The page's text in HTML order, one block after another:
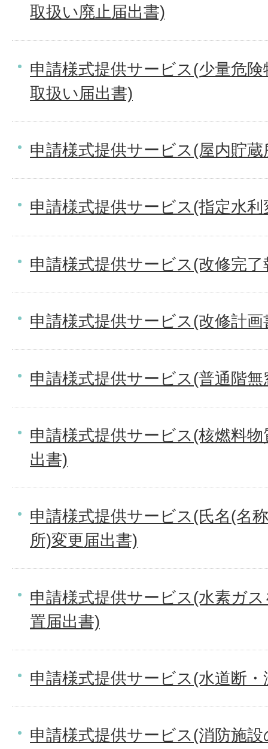
取扱い廃止届出書)
申請様式提供サービス(少量危
取扱い届出書)
申請様式提供サービス(屋内貯
申請様式提供サービス(指定水
申請様式提供サービス(改修完了
申請様式提供サービス(改修計画
申請様式提供サービス(普通階
申請様式提供サービス(核燃料
出書)
申請様式提供サービス(氏名(名
所)変更届出書)
申請様式提供サービス(水素ガ
置届出書)
申請様式提供サービス(水道断
申請様式提供サービス(消防施